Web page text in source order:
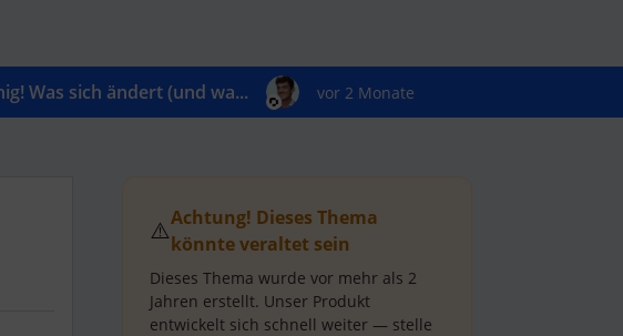
Was sich ändert (und wa... vor 2 Monate
⚠️Achtung! Dieses Thema
könnte veraltet sein
Dieses Thema wurde vor mehr als 2
Jahren erstellt. Unser Produkt
entwickelt sich schnell weiter — stelle